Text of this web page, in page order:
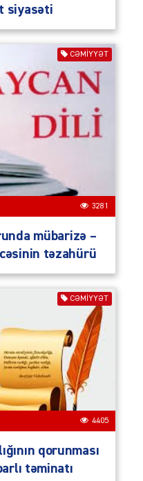
siyasəti
CƏMIYYƏT
3281
mübarizə –
təzahürü
CƏMIYYƏT
4405
qorunması
təminatı